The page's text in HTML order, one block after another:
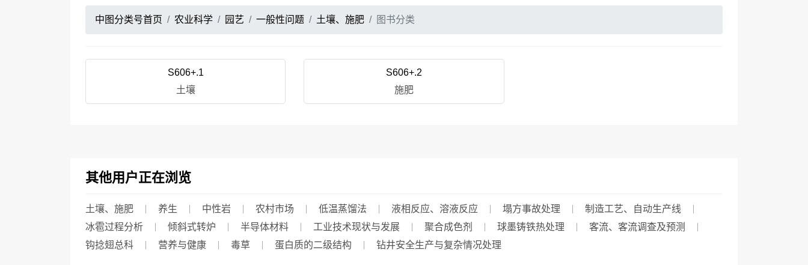
中图分类号首页 农业科学 园艺 一般性问题 土壤、施肥 图书分类
S606+.1
土壤
S606+.2
施肥
其他用户正在浏览
土壤、施肥 养生 中性岩 农村市场 低温蒸馏法 液相反应、溶液反应 塌方事故处理
制造工艺、自动生产线
冰雹过程分析
倾斜式转炉 半导体材料 工业技术现状与发展 聚合成色剂 球墨铸铁热处理
客流、客流调查及预测
钩捻翅总科
营养与健康 毒草 蛋白质的二级结构 钻井安全生产与复杂情况处理